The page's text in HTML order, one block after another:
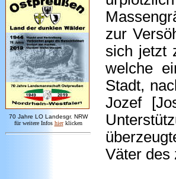
70 Jahre LO Landesgr. NRW
für weitere Infos hier klicken
zur
sich jetzt
welche
Stadt,
Jozef
Väter des